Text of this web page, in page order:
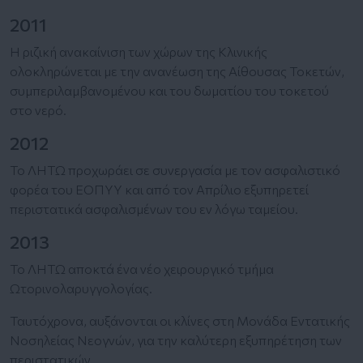
2011
Η ριζική ανακαίνιση των χώρων της Κλινικής
ολοκληρώνεται με την ανανέωση της Αίθουσας Τοκετών,
συμπεριλαμβανομένου και του δωματίου του τοκετού
στο νερό.
2012
Το ΛΗΤΩ προχωράει σε συνεργασία με τον ασφαλιστικό
φορέα του ΕΟΠΥΥ και από τον Απρίλιο εξυπηρετεί
περιστατικά ασφαλισμένων του εν λόγω ταμείου.
2013
Το ΛΗΤΩ αποκτά ένα νέο χειρουργικό τμήμα
Ωτορινολαρυγγολογίας.
Ταυτόχρονα, αυξάνονται οι κλίνες στη Μονάδα Εντατικής
Νοσηλείας Νεογνών, για την καλύτερη εξυπηρέτηση των
περιστατικών.